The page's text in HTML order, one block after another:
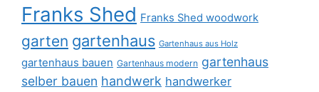
Franks Shed Franks Shed woodwork
garten gartenhaus Gartenhaus aus Holz
gartenhaus bauen Gartenhaus modern gartenhaus
selber bauen handwerk handwerker